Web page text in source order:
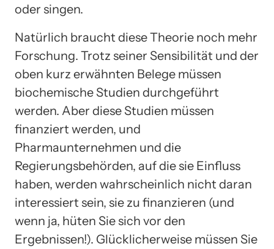
oder singen.
Natürlich braucht diese Theorie noch mehr
Forschung. Trotz seiner Sensibilität und der
oben kurz erwähnten Belege müssen
biochemische Studien durchgeführt
werden. Aber diese Studien müssen
finanziert werden, und
Pharmaunternehmen und die
Regierungsbehörden, auf die sie Einfluss
haben, werden wahrscheinlich nicht daran
interessiert sein, sie zu finanzieren (und
wenn ja, hüten Sie sich vor den
Ergebnissen!). Glücklicherweise müssen Sie